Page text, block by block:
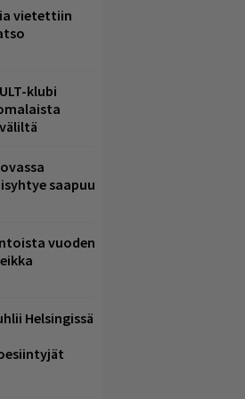
vietettiin
klubi
saapuu
vuoden
Helsingissä